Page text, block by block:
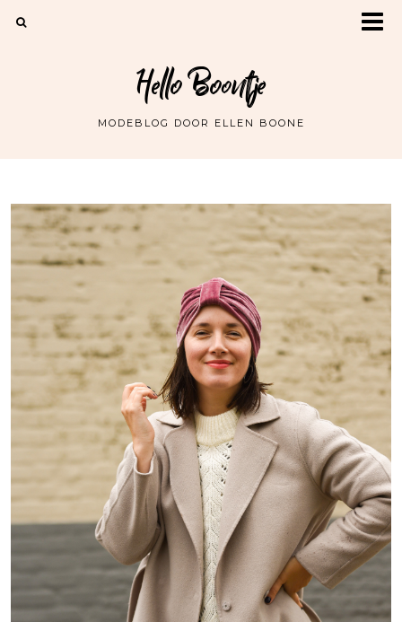
Hello Boontje
MODEBLOG DOOR ELLEN BOONE